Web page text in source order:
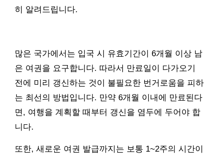
히 알려드립니다.
많은 국가에서는 입국 시 유효기간이 6개월 이상 남
은 여권을 요구합니다. 따라서 만료일이 다가오기
전에 미리 갱신하는 것이 불필요한 번거로움을 피하
는 최선의 방법입니다. 만약 6개월 이내에 만료된다
면, 여행을 계획할 때부터 갱신을 염두에 두어야 합
니다.
또한, 새로운 여권 발급까지는 보통 1~2주의 시간이